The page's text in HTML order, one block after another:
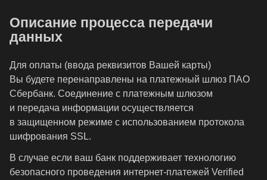
Описание процесса передачи
данных
Для оплаты (ввода реквизитов Вашей карты)
Вы будете перенаправлены на платежный шлюз ПАО
Сбербанк. Соединение с платежным шлюзом
и передача информации осуществляется
в защищенном режиме с использованием протокола
шифрования SSL.
В случае если ваш банк поддерживает технологию
безопасного проведения интернет-платежей Verified